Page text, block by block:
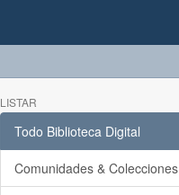
LISTAR
Todo Biblioteca Digital
Comunidades & Colecciones